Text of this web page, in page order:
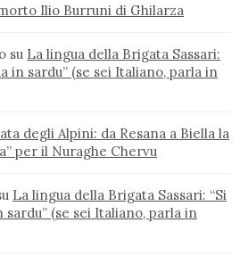
Ilio Burruni di Ghilarza
su La lingua della Brigata Sassari:
in sardu” (se sei Italiano, parla in
degli Alpini: da Resana a Biella la
per il Nuraghe Chervu
La lingua della Brigata Sassari: “Si
sardu” (se sei Italiano, parla in